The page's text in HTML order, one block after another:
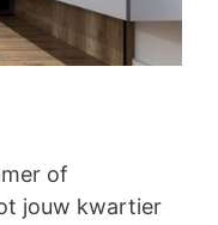
of
jouw kwartier